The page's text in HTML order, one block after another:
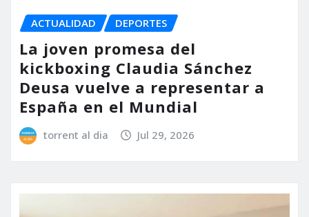
ACTUALIDAD DEPORTES
La joven promesa del
kickboxing Claudia Sánchez
Deusa vuelve a representar a
España en el Mundial
torrent al dia Jul 29, 2026